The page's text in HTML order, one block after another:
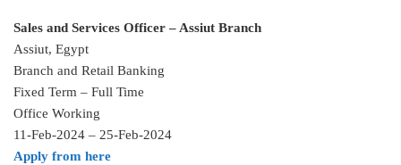
Sales and Services Officer – Assiut Branch
Assiut, Egypt
Branch and Retail Banking
Fixed Term – Full Time
Office Working
11-Feb-2024 – 25-Feb-2024
Apply from here